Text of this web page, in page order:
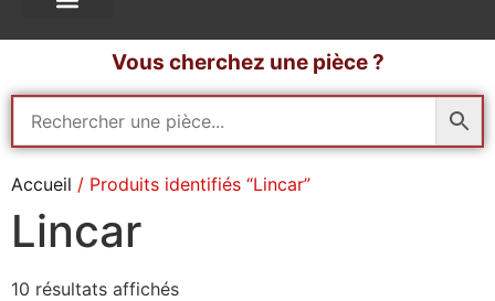
Vous cherchez une pièce ?
Accueil / Produits identifiés “Lincar”
Lincar
10 résultats affichés